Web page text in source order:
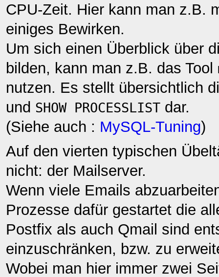
CPU-Zeit. Hier kann man z.B.
einiges Bewirken.
Um sich einen Überblick über
bilden, kann man z.B. das Tool
nutzen. Es stellt übersichtlich
und SHOW PROCESSLIST dar.
(Siehe auch : MySQL-Tuning)
Auf den vierten typischen
nicht: der Mailserver.
Wenn viele Emails
Prozesse dafür gestartet die
Postfix als auch Qmail sind
einzuschränken, bzw. zu
Wobei man hier immer zwei